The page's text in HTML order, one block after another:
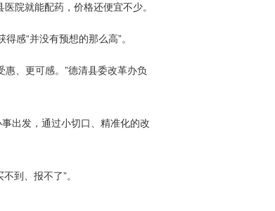
院就能配药，价格还便宜不少。
感“并没有预想的那么高”。
、更可感。”德清县委改革办负
出发，通过小切口、精准化的改
到、报不了”。